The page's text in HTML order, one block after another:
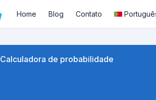
Home Blog Contato
Calculadora de probabilidade